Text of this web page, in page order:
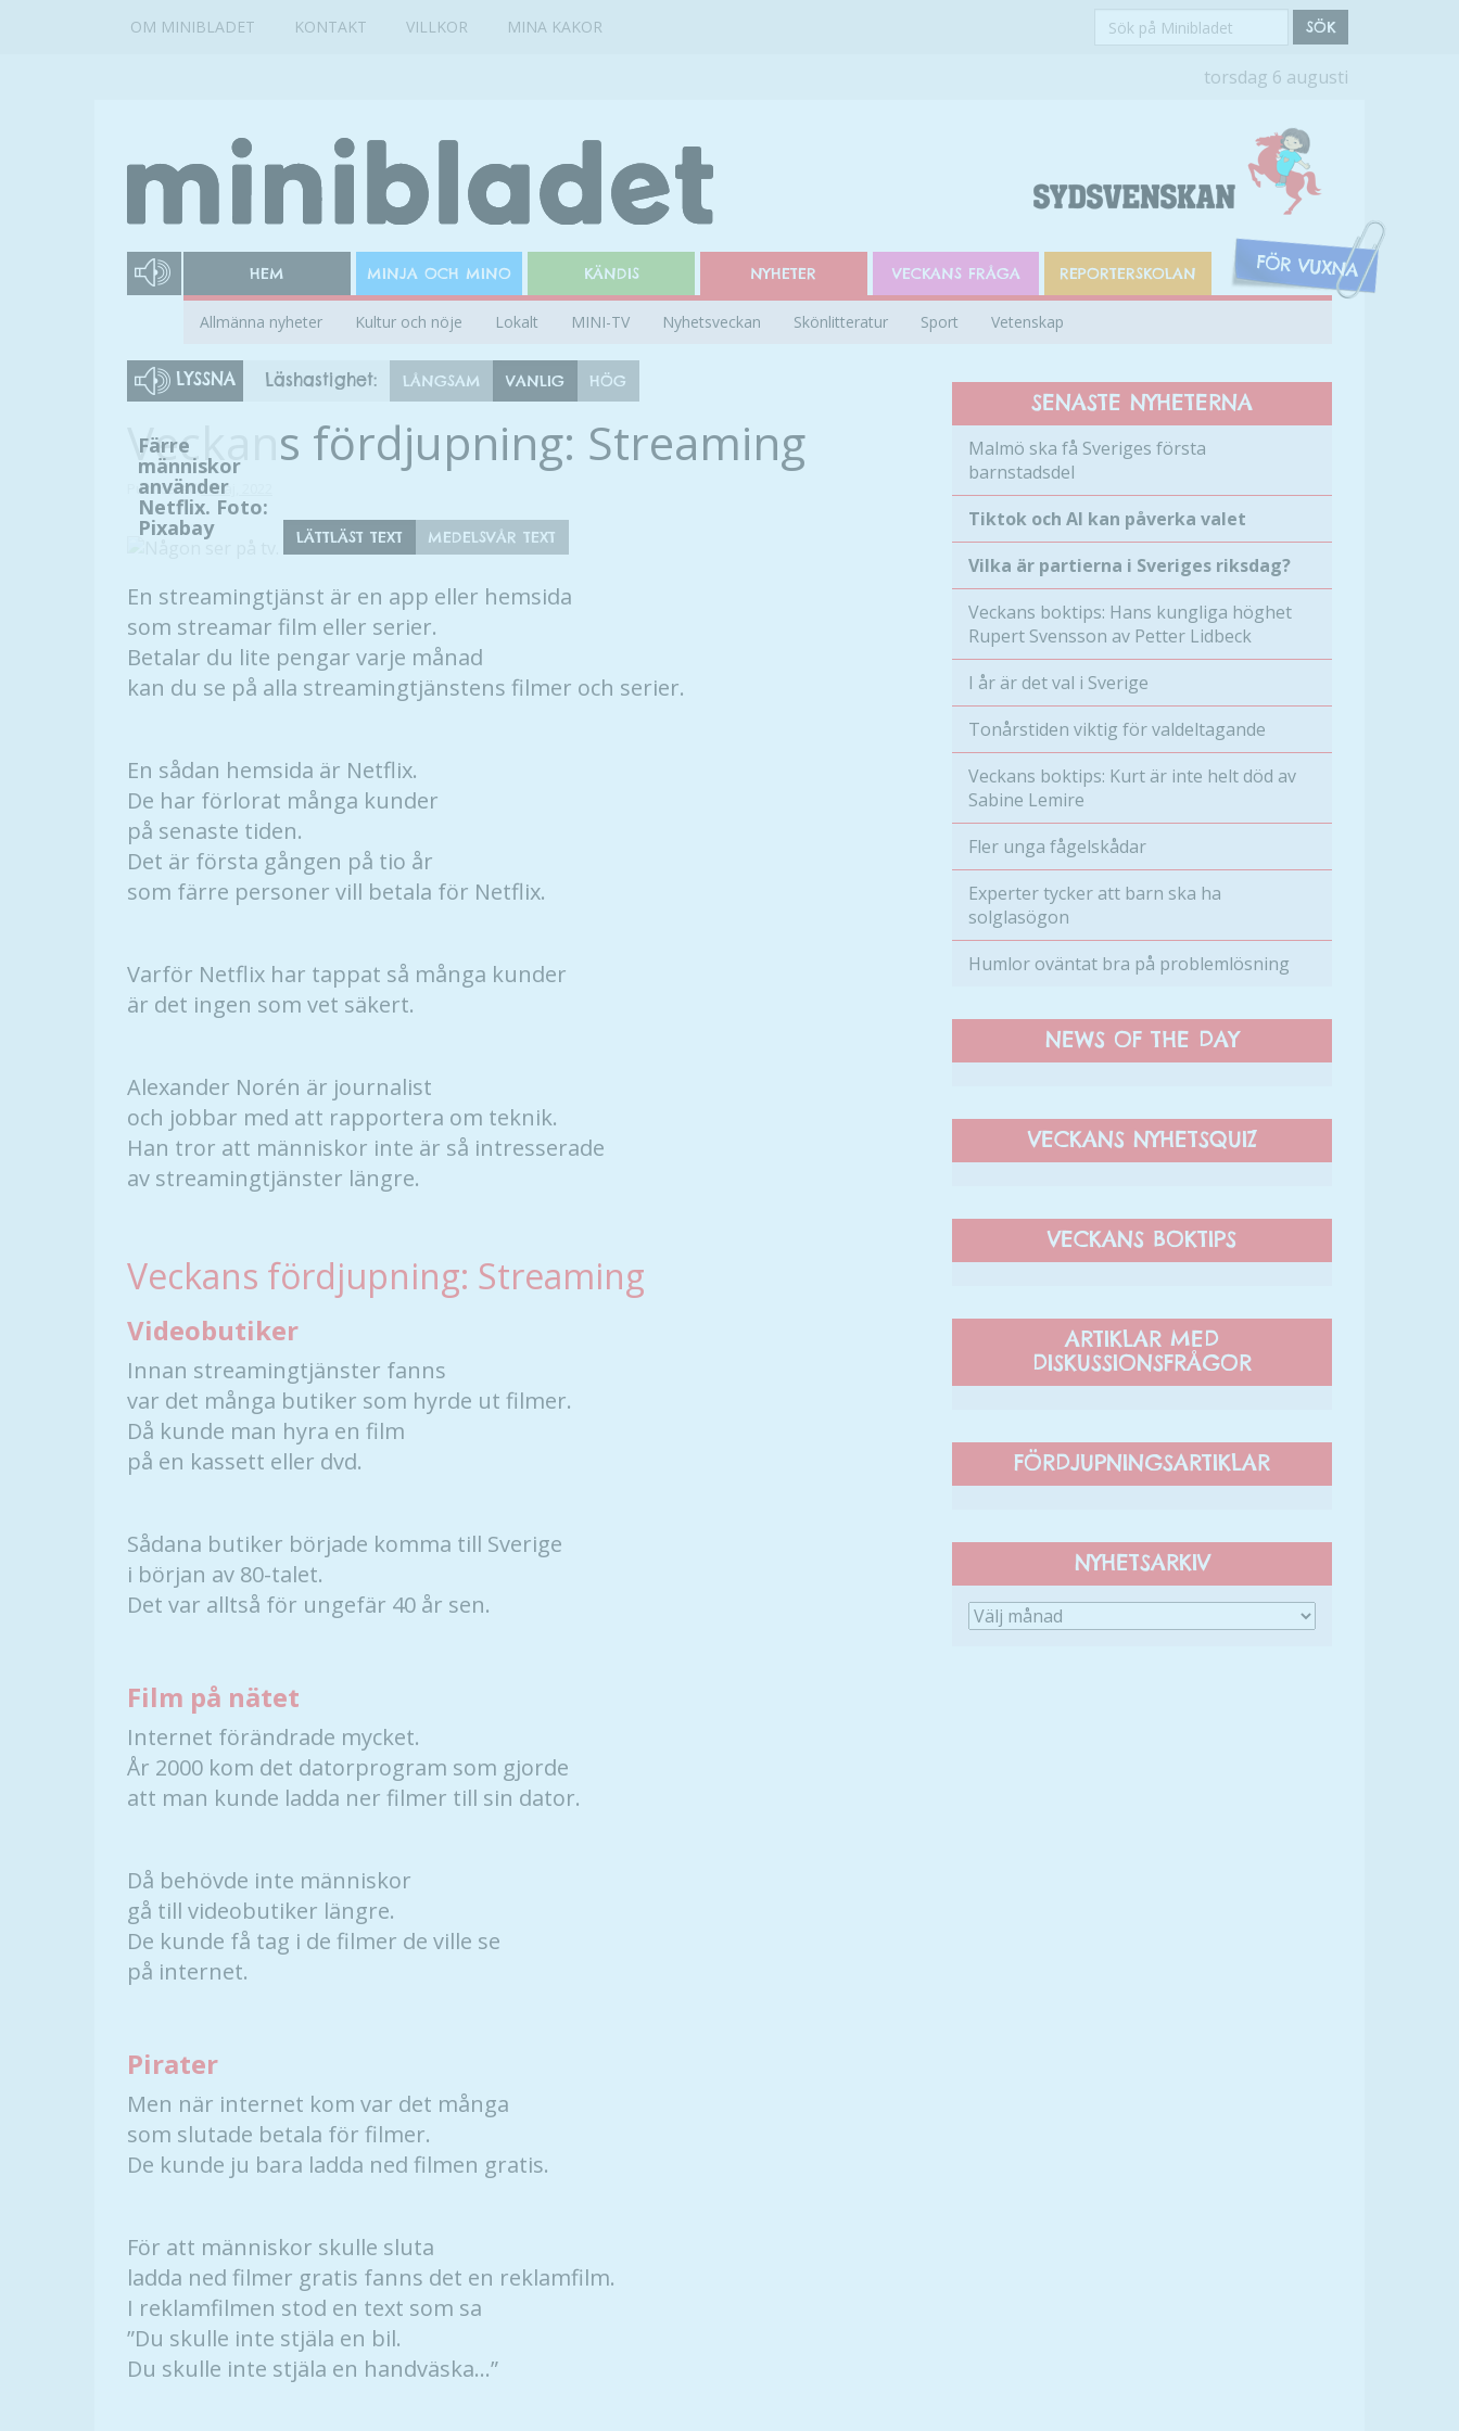
OM MINIBLADET KONTAKT VILLKOR MINA KAKOR
Sök
SÖK
torsdag 6 augusti
HEM MINJA OCH MINO KÄNDIS NYHETER VECKANS FRÅGA REPORTERSKOLAN
Allmänna nyheter Kultur och nöje Lokalt MINI-TV Nyhetsveckan Skönlitteratur Sport Vetenskap
LYSSNA Läshastighet: LÅNGSAM VANLIG HÖG
Veckans fördjupning: Streaming
Publicerad9 maj, 2022
Färre
människor
använder
Netflix. Foto:
Pixabay LÄTTLÄST TEXT MEDELSVÅR TEXT
En streamingtjänst är en app eller hemsida
som streamar film eller serier.
Betalar du lite pengar varje månad
kan du se på alla streamingtjänstens filmer och serier.
En sådan hemsida är Netflix.
De har förlorat många kunder
på senaste tiden.
Det är första gången på tio år
som färre personer vill betala för Netflix.
Varför Netflix har tappat så många kunder
är det ingen som vet säkert.
Alexander Norén är journalist
och jobbar med att rapportera om teknik.
Han tror att människor inte är så intresserade
av streamingtjänster längre.
Veckans fördjupning: Streaming
Videobutiker
Innan streamingtjänster fanns
var det många butiker som hyrde ut filmer.
Då kunde man hyra en film
på en kassett eller dvd.
Sådana butiker började komma till Sverige
i början av 80-talet.
Det var alltså för ungefär 40 år sen.
Film på nätet
Internet förändrade mycket.
År 2000 kom det datorprogram som gjorde
att man kunde ladda ner filmer till sin dator.
Då behövde inte människor
gå till videobutiker längre.
De kunde få tag i de filmer de ville se
på internet.
Pirater
Men när internet kom var det många
som slutade betala för filmer.
De kunde ju bara ladda ned filmen gratis.
För att människor skulle sluta
ladda ned filmer gratis fanns det en reklamfilm.
I reklamfilmen stod en text som sa
”Du skulle inte stjäla en bil.
Du skulle inte stjäla en handväska…”
SENASTE NYHETERNA
Malmö ska få Sveriges första
barnstadsdel
Tiktok och AI kan påverka valet
Vilka är partierna i Sveriges riksdag?
Veckans boktips: Hans kungliga höghet
Rupert Svensson av Petter Lidbeck
I år är det val i Sverige
Tonårstiden viktig för valdeltagande
Veckans boktips: Kurt är inte helt död av
Sabine Lemire
Fler unga fågelskådar
Experter tycker att barn ska ha
solglasögon
Humlor oväntat bra på problemlösning
NEWS OF THE DAY
VECKANS NYHETSQUIZ
VECKANS BOKTIPS
ARTIKLAR MED
DISKUSSIONSFRÅGOR
FÖRDJUPNINGSARTIKLAR
NYHETSARKIV